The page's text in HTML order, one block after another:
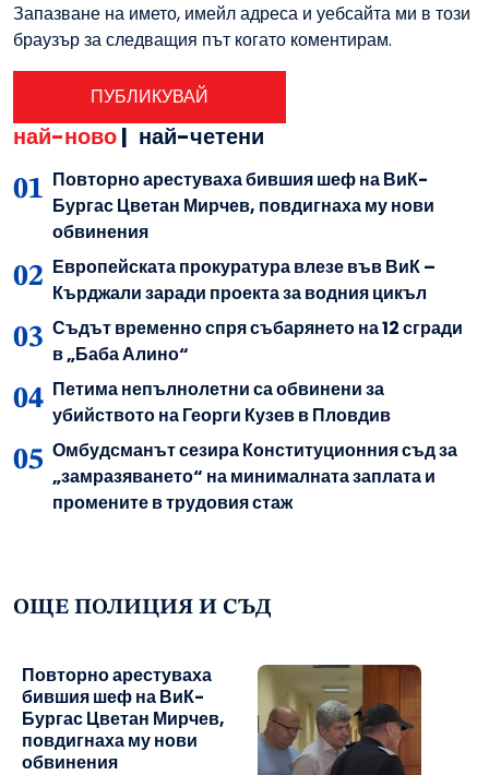
Запазване на името, имейл адреса и уебсайта ми в този
браузър за следващия път когато коментирам.
най-ново| най-четени
Повторно арестуваха бившия шеф на ВиК-
Бургас Цветан Мирчев, повдигнаха му нови
обвинения
Европейската прокуратура влезе във ВиК –
Кърджали заради проекта за водния цикъл
Съдът временно спря събарянето на 12 сгради
в „Баба Алино“
Петима непълнолетни са обвинени за
убийството на Георги Кузев в Пловдив
Омбудсманът сезира Конституционния съд за
„замразяването“ на минималната заплата и
промените в трудовия стаж
ОЩЕ ПОЛИЦИЯ И СЪД
Повторно арестуваха
бившия шеф на ВиК-
Бургас Цветан Мирчев,
повдигнаха му нови
обвинения